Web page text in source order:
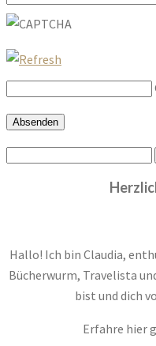
Hallo! Ich bin Claudia,
Bücherwurm, Travelista
bist und dich
Erfahre hier